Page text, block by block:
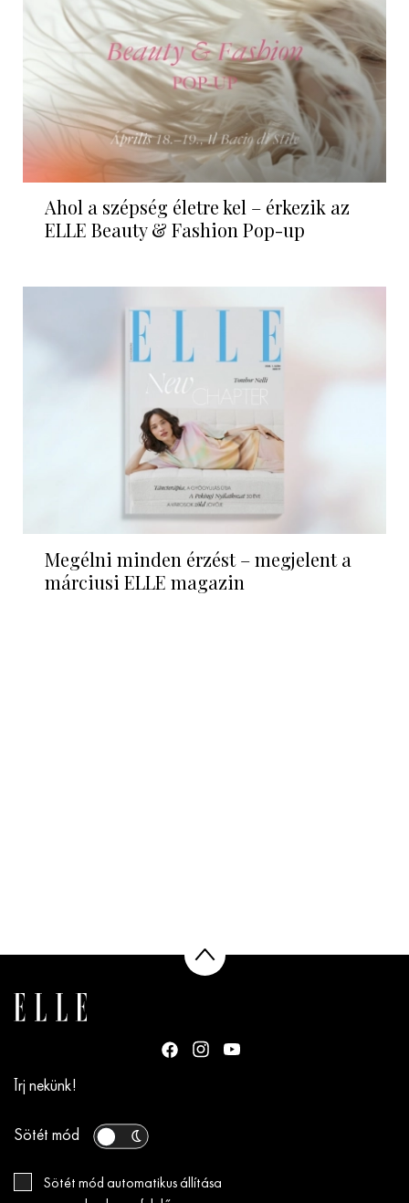
Ahol a szépség életre kel – érkezik az
ELLE Beauty & Fashion Pop-up
Megélni minden érzést – megjelent a
márciusi ELLE magazin
Írj nekünk!
Sötét mód
Sötét mód automatikus állítása